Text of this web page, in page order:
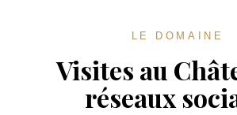
LE DOMAINE
Visites au
réseaux